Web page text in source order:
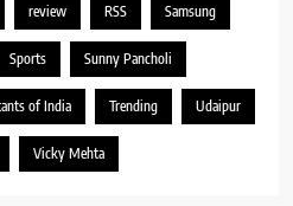
review RSS Samsung
Sports Sunny Pancholi
of India Trending Udaipur
Vicky Mehta